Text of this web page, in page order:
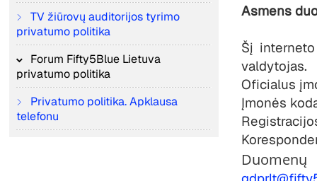
TV žiūrovų auditorijos tyrimo
privatumo politika
Forum Fifty5Blue Lietuva
privatumo politika
Privatumo politika. Apklausa
telefonu
Asmens
Šį
valdytojas.
Oficialus
Įmonės